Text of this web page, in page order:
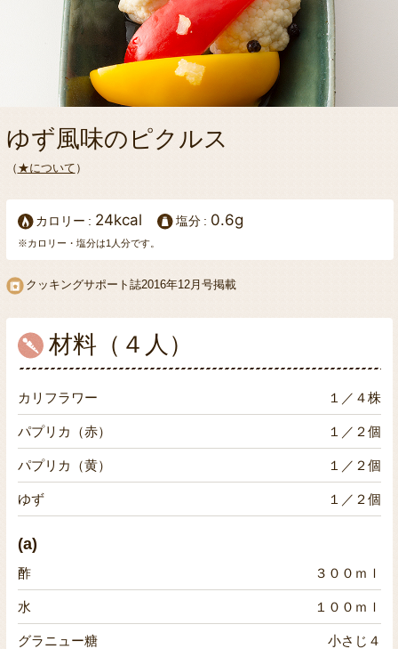
ゆず風味のピクルス
（ ★について ）
カロリー 24kcal 塩分 0.6g
※カロリー・塩分は1人分です。
クッキングサポート誌2016年12月号掲載
材料（４人）
カリフラワー １／４株
パプリカ（赤） １／２個
パプリカ（黄） １／２個
ゆず １／２個
(a)
酢 ３００ｍｌ
水 １００ｍｌ
グラニュー糖 小さじ４